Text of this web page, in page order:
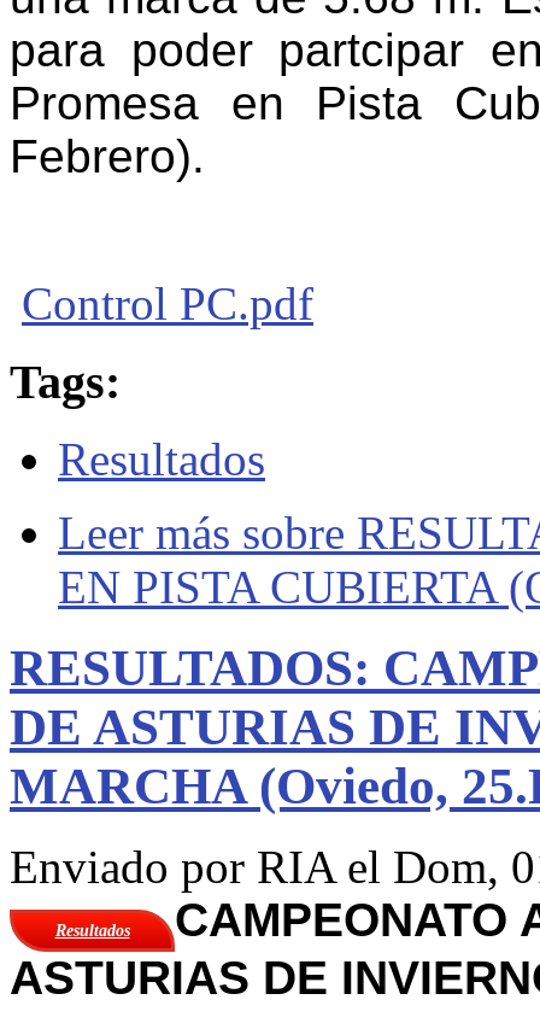
para poder partcipar
Promesa en Pista
Febrero).
Control PC.pdf
Tags:
Resultados
Leer más sobre
EN PISTA CUBIERTA
RESULTADOS:
DE ASTURIAS DE
MARCHA (Oviedo,
Enviado por RIAel Dom,
Resultados
CAMPEONATO
ASTURIAS DE